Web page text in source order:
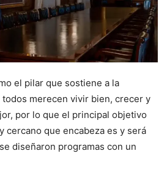
el pilar que sostiene a la
merecen vivir bien, crecer y
por lo que el principal objetivo
cercano que encabeza es y será
diseñaron programas con un